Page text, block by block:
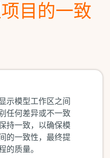
目的一致
示模型工作区之间
任何差异或不一致
持一致，以确保模
的一致性，最终提
的质量。